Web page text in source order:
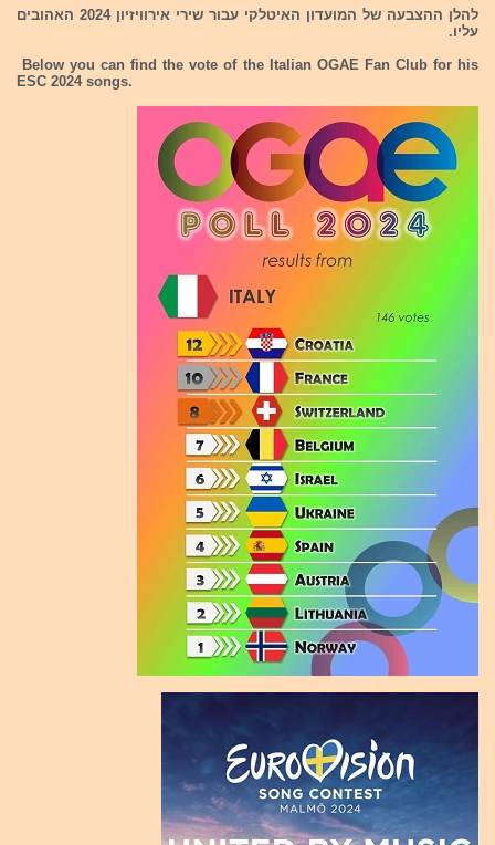
להלן ההצבעה של המועדון האיטלקי עבור שירי אירוויזיון 2024 האהובים
עליו.
Below you can find the vote of the Italian OGAE Fan Club for his
ESC 2024 songs.